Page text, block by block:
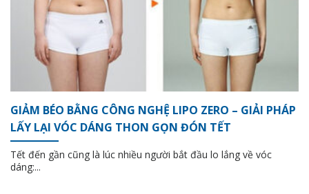
GIẢM BÉO BẰNG CÔNG NGHỆ LIPO ZERO – GIẢI PHÁP
LẤY LẠI VÓC DÁNG THON GỌN ĐÓN TẾT
Tết đến gần cũng là lúc nhiều người bắt đầu lo lắng về vóc
dáng:...